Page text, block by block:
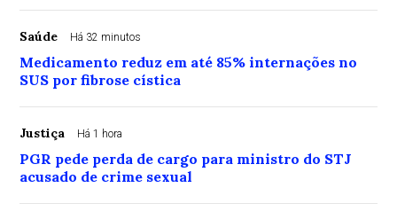
Saúde Há 32 minutos
Medicamento reduz em até 85% internações no
SUS por fibrose cística
Justiça Há 1 hora
PGR pede perda de cargo para ministro do STJ
acusado de crime sexual